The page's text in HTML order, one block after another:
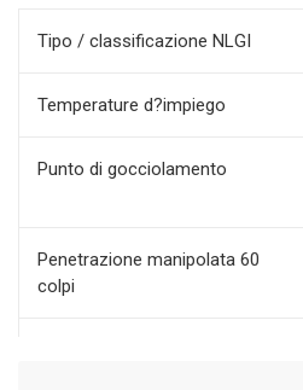
Tipo / classificazione NLGI
Temperature d?impiego
Punto di gocciolamento
Penetrazione manipolata 60
colpi